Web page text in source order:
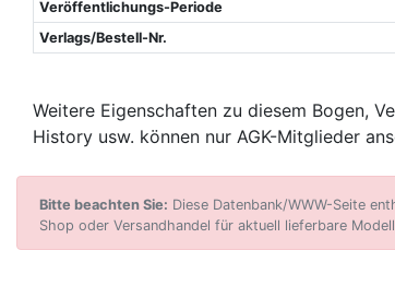
Veröffentlichungs-Periode
Verlags/Bestell-Nr.
Weitere Eigenschaften zu diesem Bogen,
History usw. können nur AGK-Mitglieder
Bitte beachten Sie: Diese Datenbank/WWW-Seite
Shop oder Versandhandel für aktuell lieferbare